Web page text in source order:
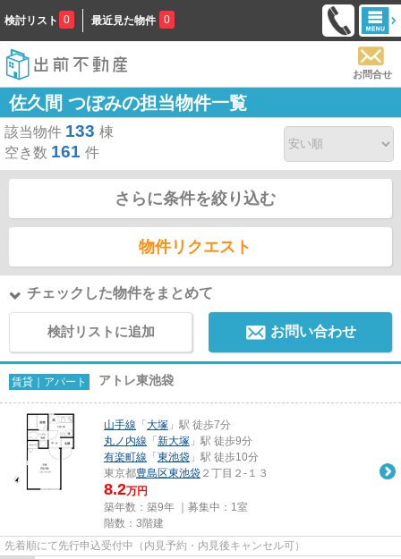
検討リスト 0 最近見た物件 0
お問合せ
佐久間 つぼみの担当物件一覧
該当物件 133 棟
空き数 161 件
さらに条件を絞り込む
物件リクエスト
チェックした物件をまとめて
検討リストに追加 お問い合わせ
賃貸｜アパート アトレ東池袋
山手線 「 大塚 」駅 徒歩7分
丸ノ内線 「 新大塚 」駅 徒歩9分
有楽町線 「 東池袋 」駅 徒歩10分
東京都豊島区東池袋 ２丁目２-１３
8.2万円
築年数：築9年 ｜募集中： 1室
階数：3階建
先着順にて先行申込受付中（内見予約・内見後キャンセル可）